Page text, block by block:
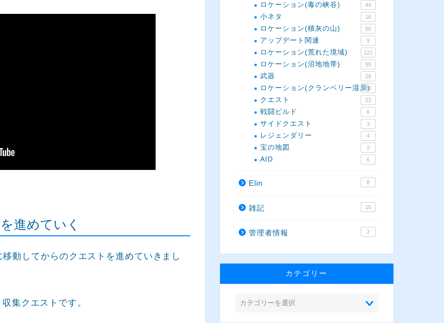
進めていく
動してからのクエストを進めていきまし
集クエストです。
ロケーション(毒の峡谷) 44
小ネタ 16
ロケーション(積灰の山) 50
アップデート関連 9
ロケーション(荒れた境域) 121
ロケーション(沼地地帯) 55
武器 28
ロケーション(クランベリー湿原)
34
クエスト 22
戦闘ビルド 6
サイドクエスト 3
レジェンダリー 4
宝の地図 2
AID 6
Elin 8
雑記 15
管理者情報 2
カテゴリー